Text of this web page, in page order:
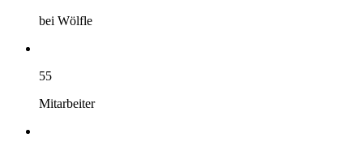
bei Wölfle
55
Mitarbeiter